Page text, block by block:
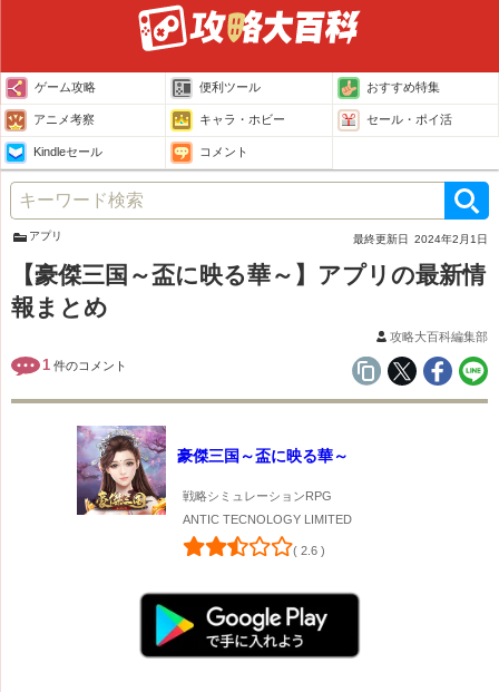
ゲーム攻略 便利ツール おすすめ特集
アニメ考察 キャラ・ホビー セール・ポイ活
Kindleセール コメント
アプリ 最終更新日 2024年2月1日
【豪傑三国～盃に映る華～】アプリの最新情
報まとめ
攻略大百科編集部
1 件のコメント
豪傑三国～盃に映る華～
戦略シミュレーションRPG
ANTIC TECNOLOGY LIMITED
( 2.6 )